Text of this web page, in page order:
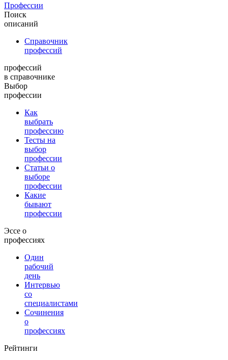
Профессии
Поиск
описаний
Справочник
профессий
профессий
в справочнике
Выбор
профессии
Как
выбрать
профессию
Тесты на
выбор
профессии
Статьи о
выборе
профессии
Какие
бывают
профессии
Эссе о
профессиях
Один
рабочий
день
Интервью
со
специалистами
Сочинения
о
профессиях
Рейтинги